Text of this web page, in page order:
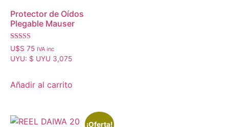
Protector de Oídos
Plegable Mauser
Valorado
con
4.50
U$S 75 IVA inc
UYU: $ UYU 3,075
Añadir al carrito
¡Oferta!